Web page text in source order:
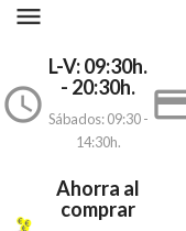
menu
access_time
L-V: 09:30h.
- 20:30h.
Sábados: 09:30 -
14:30h.
Ahorra al
comprar